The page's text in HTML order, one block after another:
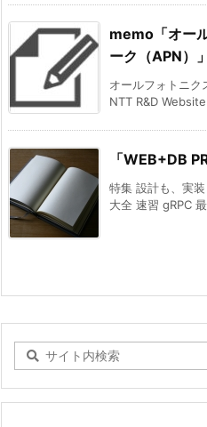
memo「オー
ーク（APN）」
オールフォトニク
NTT R&D
「WEB+DB
特集 設計も、実
大全 速習 gRPC